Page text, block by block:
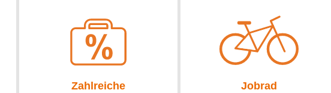
Zahlreiche
Jobrad